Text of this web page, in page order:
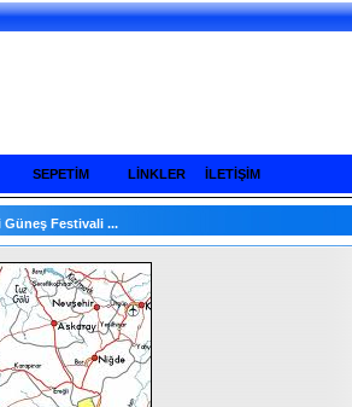
SEPETİM LİNKLER İLETİŞİM
Güneş Festivali ...